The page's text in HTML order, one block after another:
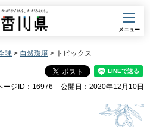
香川県
メニュー
課 > 自然環境 > トピックス
ージID：16976 公開日：2020年12月10日